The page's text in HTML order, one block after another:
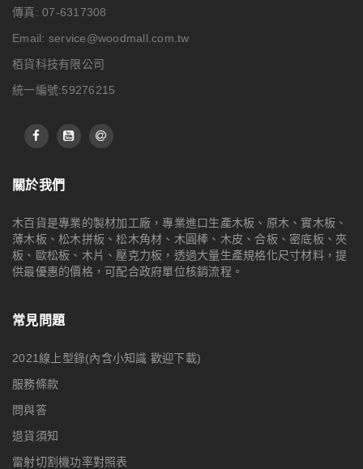
傳真: 07-6317308
Email: service@woodmall.com.tw
栢貨科技有限公司
統一編號:59276215
關於我們
木百貨是專業的製材加工廠，專業進口生產木板、原木、實木板、
薄木板、松木拼板、松木角材、木圓棒、木皮、合板、密底板、夾
板、歐松板、木片、壓克力板，透過大量生產規格化尺寸材料，提
供最優惠的價格，可配合政府單位核銷流程。
常見問題
2021線上型錄(內含小知識 歡迎下載)
服務條款
問與答
退貨須知
雷射切割機功率對照表